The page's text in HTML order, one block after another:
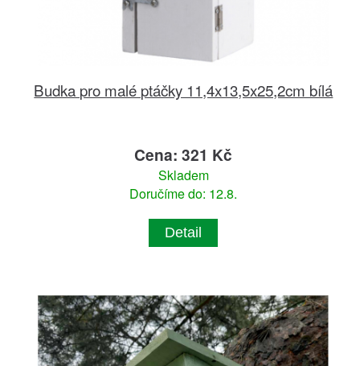
Budka pro malé ptáčky 11,4x13,5x25,2cm bílá
Cena: 321 Kč
Skladem
Doručíme do: 12.8.
Detail